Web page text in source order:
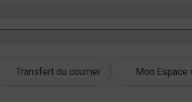
Transfert du courrier Mon Espace